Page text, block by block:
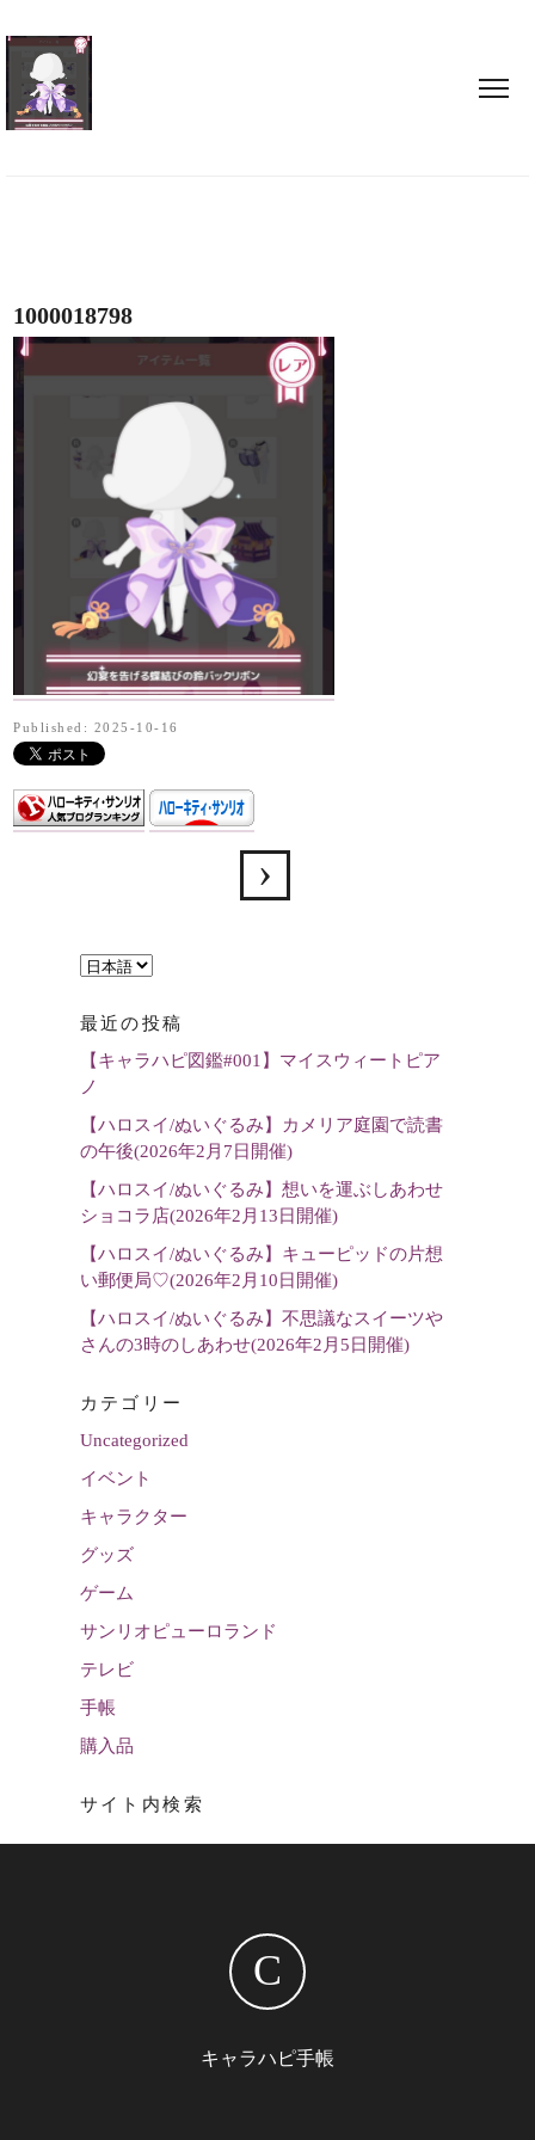
1000018798
Published: 2025-10-16
言
を
選
最近の投稿
【キャラハピ図鑑#001】マイスウィートピア
ノ
【ハロスイ/ぬいぐるみ】カメリア庭園で読書
の午後(2026年2月7日開催)
【ハロスイ/ぬいぐるみ】想いを運ぶしあわせ
ショコラ店(2026年2月13日開催)
【ハロスイ/ぬいぐるみ】キューピッドの片想
い郵便局♡(2026年2月10日開催)
【ハロスイ/ぬいぐるみ】不思議なスイーツや
さんの3時のしあわせ(2026年2月5日開催)
カテゴリー
Uncategorized
イベント
キャラクター
グッズ
ゲーム
サンリオピューロランド
テレビ
手帳
購入品
サイト内検索
C
キャラハピ手帳